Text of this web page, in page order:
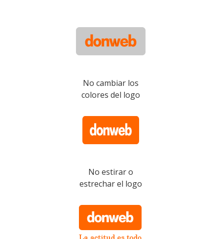
No cambiar los
colores del logo
No estirar o
estrechar el logo